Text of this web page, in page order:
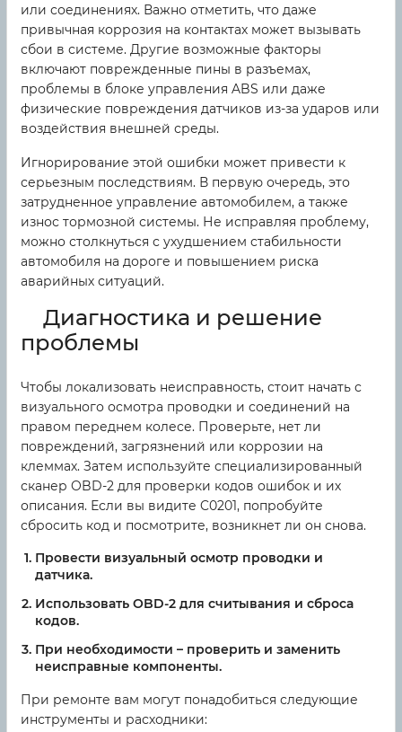
или соединениях. Важно отметить, что даже
привычная коррозия на контактах может вызывать
сбои в системе. Другие возможные факторы
включают поврежденные пины в разъемах,
проблемы в блоке управления ABS или даже
физические повреждения датчиков из-за ударов или
воздействия внешней среды.
Игнорирование этой ошибки может привести к
серьезным последствиям. В первую очередь, это
затрудненное управление автомобилем, а также
износ тормозной системы. Не исправляя проблему,
можно столкнуться с ухудшением стабильности
автомобиля на дороге и повышением риска
аварийных ситуаций.
Диагностика и решение
проблемы
Чтобы локализовать неисправность, стоит начать с
визуального осмотра проводки и соединений на
правом переднем колесе. Проверьте, нет ли
повреждений, загрязнений или коррозии на
клеммах. Затем используйте специализированный
сканер OBD-2 для проверки кодов ошибок и их
описания. Если вы видите C0201, попробуйте
сбросить код и посмотрите, возникнет ли он снова.
Провести визуальный осмотр проводки и
датчика.
Использовать OBD-2 для считывания и сброса
кодов.
При необходимости – проверить и заменить
неисправные компоненты.
При ремонте вам могут понадобиться следующие
инструменты и расходники: